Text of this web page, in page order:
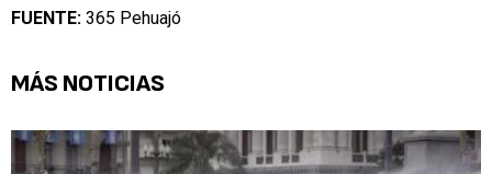
FUENTE: 365 Pehuajó
MÁS NOTICIAS